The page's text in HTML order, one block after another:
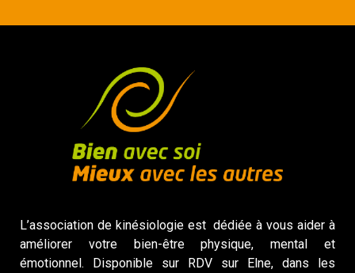
L’association de kinésiologie est dédiée à vous aider à
améliorer votre bien-être physique, mental et
émotionnel. Disponible sur RDV sur Elne, dans les